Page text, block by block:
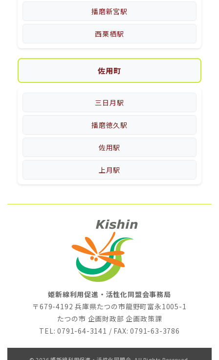
播磨新宮駅
西栗栖駅
佐用町
三日月駅
播磨徳久駅
佐用駅
上月駅
姫新線利用促進・活性化同盟会事務局
〒679-4192 兵庫県たつの市龍野町富永1005-1
たつの市 企画財政部 企画政策課
TEL: 0791-64-3141 / FAX: 0791-63-3786